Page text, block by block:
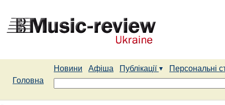
Новини Афіша Публікації
Персональні
Головна